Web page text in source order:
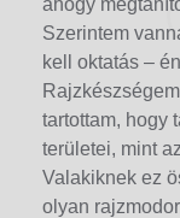
ahogy
Szerintem
kell oktatás –
tartottam, hogy
területei, mint
Valakiknek ez
olyan